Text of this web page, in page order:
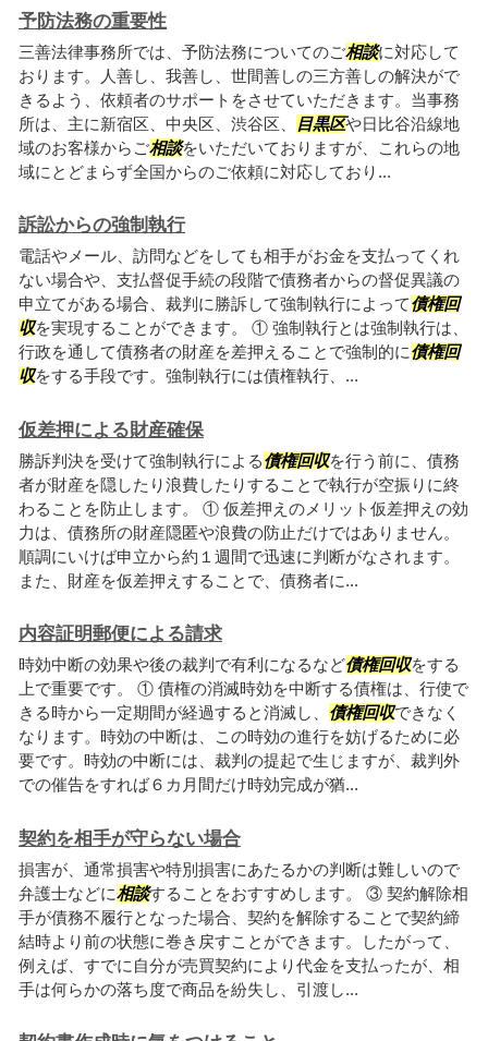
予防法務の重要性
三善法律事務所では、予防法務についてのご相談に対応して
おります。人善し、我善し、世間善しの三方善しの解決がで
きるよう、依頼者のサポートをさせていただきます。当事務
所は、主に新宿区、中央区、渋谷区、
目黒区や日比谷沿線地
域のお客様からご相談をいただいておりますが、これらの地
域にとどまらず全国からのご依頼に対応しており...
訴訟からの強制執行
電話やメール、訪問などをしても相手がお金を支払ってくれ
ない場合や、支払督促手続の段階で債務者からの督促異議の
申立てがある場合、裁判に勝訴して強制執行によって債権回
収を実現することができます。 ① 強制執行とは強制執行は、
行政を通して債務者の財産を差押えることで強制的に債権回
収をする手段です。強制執行には債権執行、...
仮差押による財産確保
勝訴判決を受けて強制執行による債権回収を行う前に、債務
者が財産を隠したり浪費したりすることで執行が空振りに終
わることを防止します。 ① 仮差押えのメリット仮差押えの効
力は、債務所の財産隠匿や浪費の防止だけではありません。
順調にいけば申立から約１週間で迅速に判断がなされます。
また、財産を仮差押えすることで、債務者に...
内容証明郵便による請求
時効中断の効果や後の裁判で有利になるなど債権回収をする
上で重要です。 ① 債権の消滅時効を中断する債権は、行使で
きる時から一定期間が経過すると消滅し、 債権回収できなく
なります。時効の中断は、この時効の進行を妨げるために必
要です。時効の中断には、裁判の提起で生じますが、裁判外
での催告をすれば６カ月間だけ時効完成が猶...
契約を相手が守らない場合
損害が、通常損害や特別損害にあたるかの判断は難しいので
弁護士などに相談することをおすすめします。 ③ 契約解除相
手が債務不履行となった場合、契約を解除することで契約締
結時より前の状態に巻き戻すことができます。したがって、
例えば、すでに自分が売買契約により代金を支払ったが、相
手は何らかの落ち度で商品を紛失し、引渡し...